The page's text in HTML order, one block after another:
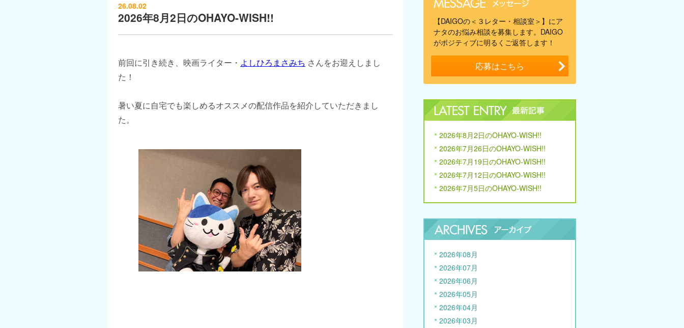
26.08.02
2026年8月2日のOHAYO-WISH!!
前回に引き続き、映画ライター・ よしひろまさみち さんをお迎えしまし
た！
暑い夏に自宅でも楽しめるオススメの配信作品を紹介していただきまし
た。
【DAIGOの＜３レター・相談室＞】にア
ナタのお悩み相談を募集します。DAIGO
がポジティブに明るくご返答します！
応募はこちら
2026年8月2日のOHAYO-WISH!!
2026年7月26日のOHAYO-WISH!!
2026年7月19日のOHAYO-WISH!!
2026年7月12日のOHAYO-WISH!!
2026年7月5日のOHAYO-WISH!!
2026年08月
2026年07月
2026年06月
2026年05月
2026年04月
2026年03月